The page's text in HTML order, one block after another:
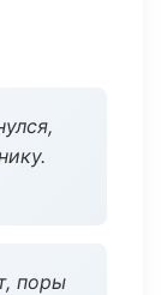
поры